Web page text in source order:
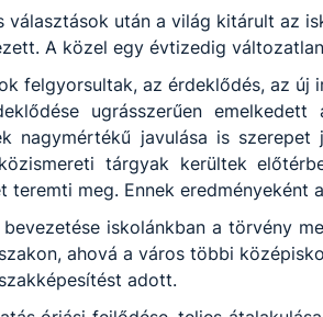
választások után a világ kitárult az
A közel egy évtizedig
felgyorsultak, az érdeklődés, az
ugrásszerűen
nagymértékű javulása is
tárgyak kerültek
teremti meg. Ennek
iskolánkban a törvény
ahová a város többi
adott.